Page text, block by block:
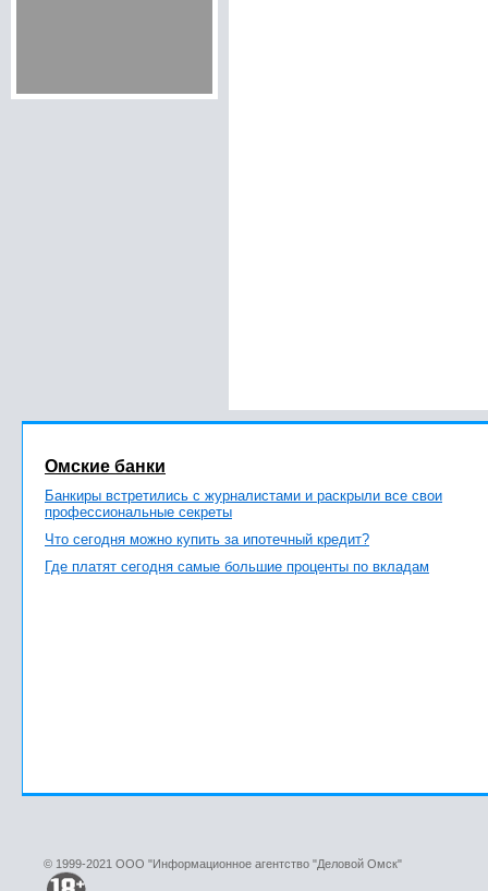
Омские банки
Банкиры встретились с журналистами и раскрыли все свои
профессиональные секреты
Что сегодня можно купить за ипотечный кредит?
Где платят сегодня самые большие проценты по вкладам
© 1999-2021 ООО "Информационное агентство "Деловой Омск"